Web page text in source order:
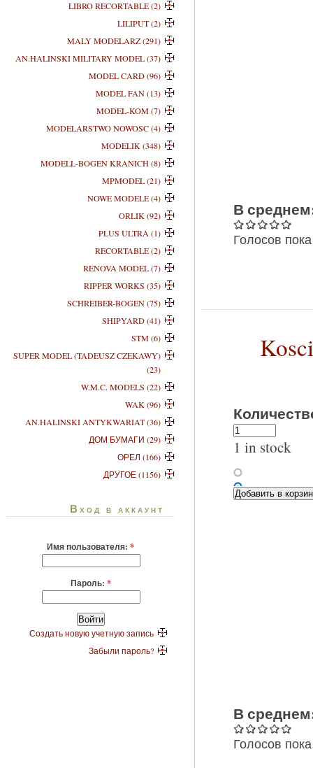
В
Голосов
1 in stock
В
Голосов
LIBRO RECORTABLE (2)
LILIPUT (2)
MALY MODELARZ (291)
AN.HALINSKI MILITARY MODEL (37)
MODEL CARD (96)
MODEL FAN (13)
MODEL-KOM (7)
MODELARSTWO NOWOSC (4)
MODELIK (348)
MODELL-BOGEN KRANICH (8)
MPMODEL (21)
NOWE MODELE (4)
ORLIK (92)
PLUS ULTRA (1)
RECORTABLE (2)
RENOVA MODEL (7)
RIPPER WORKS (35)
SCHREIBER-BOGEN (75)
SHIPYARD (41)
STM (6)
SUPER MODEL (TADEUSZ CZEKAWY)
(23)
W.M.C. MODELS (22)
WAK (96)
AN.HALINSKI ANTYKWARIAT (36)
ДОМ БУМАГИ (29)
ОРЕЛ (166)
ДРУГОЕ (1156)
Вход в аккаунт
Имя пользователя:*
Пароль: *
Создать новую учетную запись
Забыли пароль?